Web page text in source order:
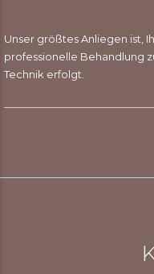
Unser größtes Anliegen ist,
professionelle Behandlung
Technik erfolgt.